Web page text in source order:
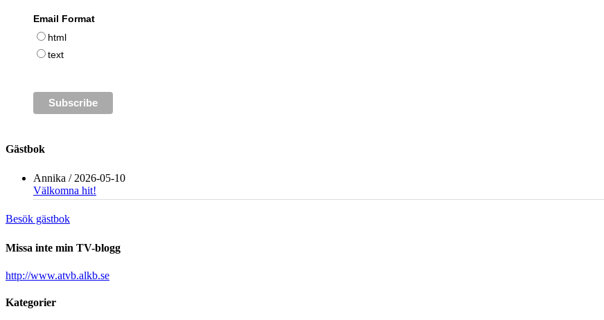
Email Format
html
text
Gästbok
Annika / 2026-05-10
Välkomna hit!
Besök gästbok
Missa inte min TV-blogg
http://www.atvb.alkb.se
Kategorier